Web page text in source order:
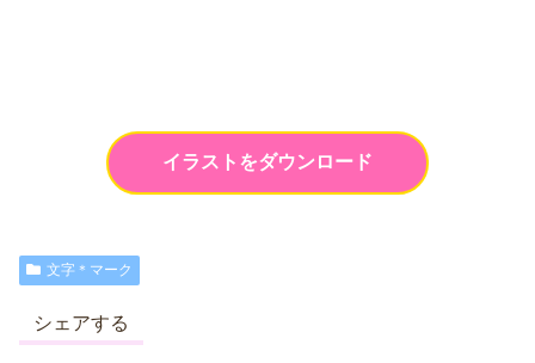
イラストをダウンロード
文字＊マーク
シェアする